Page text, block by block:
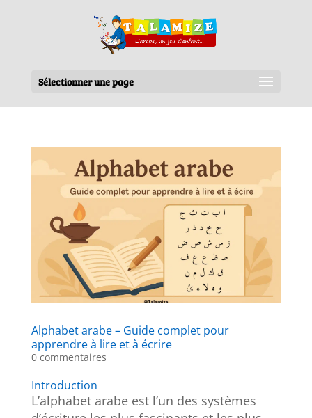
Sélectionner une page
Alphabet arabe – Guide complet pour
apprendre à lire et à écrire
0 commentaires
Introduction
L’alphabet arabe est l’un des systèmes